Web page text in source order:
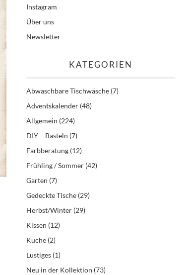
Instagram
Über uns
Newsletter
KATEGORIEN
Abwaschbare Tischwäsche (7)
Adventskalender (48)
Allgemein (224)
DIY – Basteln (7)
Farbberatung (12)
Frühling / Sommer (42)
Garten (7)
Gedeckte Tische (29)
Herbst/Winter (29)
Kissen (12)
Küche (2)
Lustiges (1)
Neu in der Kollektion (73)